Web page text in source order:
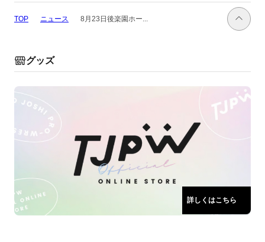
TOP ニュース 8月23日後楽園ホー...
グッズ
詳しくはこちら